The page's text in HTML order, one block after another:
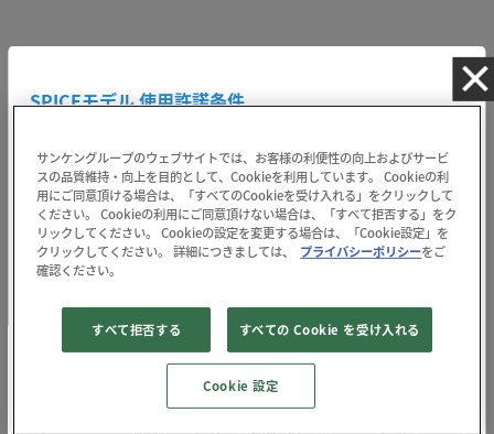
SPICEモデル 使用許諾条件
使用許諾条件
【使用許諾契約】
弊社が提供する弊社半導体製品のLTspice® およびOrCAD® PSpice® 用スパ
本使用許諾の諸条件を承諾したものとします。
サンケングループのウェブサイトでは、お客様の利便性の向上およびサービ
スの品質維持・向上を目的として、Cookieを利用しています。 Cookieの利
用にご同意頂ける場合は、「すべてのCookieを受け入れる」をクリックして
ください。 Cookieの利用にご同意頂けない場合は、「すべて拒否する」をク
リックしてください。 Cookieの設定を変更する場合は、「Cookie設定」を
クリックしてください。 詳細につきましては、
プライバシーポリシーをご
確認ください。
すべて拒否する すべての Cookie を受け入れる
Cookie 設定